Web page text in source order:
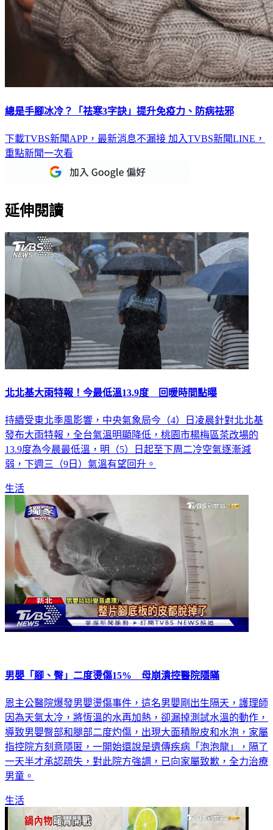
總是手腳冰冷？「祛寒3字訣」提升免疫力、防病祛邪
下載TVBS新聞APP，最新消息不漏接 加入TVBS新聞LINE，
重點新聞一次看
延伸閱讀
北北基大雨特報！今最低溫13.9度 回暖時間點曝
持續受東北季風影響，中央氣象局今（4）日凌晨針對北北基
發布大雨特報，全台氣溫明顯降低，桃園市楊梅區茶改場的
13.9度為今晨最低溫，明（5）日起至下周二冷空氣逐漸減
弱，下週三（9日）氣溫有望回升。
生活
男嬰「腳、臀」二度燙傷15% 母崩潰控醫院隱瞞
恩主公醫院爆發男嬰燙傷事件，這名男嬰剛出生隔天，護理師
因為天氣太冷，將恆溫的水再加熱，卻漏掉測試水溫的動作，
導致男嬰臀部和腿部二度灼傷，出現大面積脫皮和水泡，家屬
指控院方刻意隱匿，一開始還說是遺傳疾病「泡泡龍」，隔了
一天半才承認疏失，對此院方強調，已向家屬致歉，全力治療
男童。
生活